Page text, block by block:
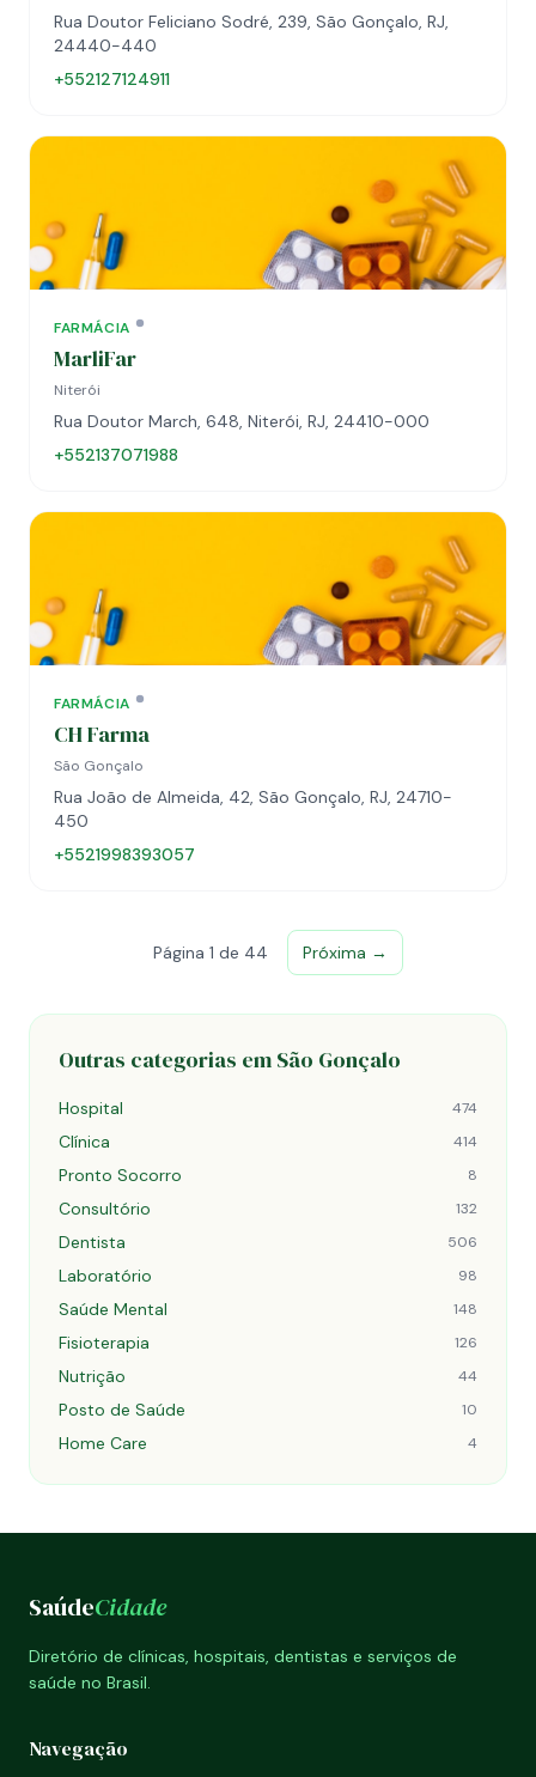
Rua Doutor Feliciano Sodré, 239, São Gonçalo, RJ,
24440-440
+552127124911
FARMÁCIA
MarliFar
Niterói
Rua Doutor March, 648, Niterói, RJ, 24410-000
+552137071988
FARMÁCIA
CH Farma
São Gonçalo
Rua João de Almeida, 42, São Gonçalo, RJ, 24710-
450
+5521998393057
Página 1 de 44 Próxima →
Outras categorias em São Gonçalo
Hospital 474
Clínica 414
Pronto Socorro 8
Consultório 132
Dentista 506
Laboratório 98
Saúde Mental 148
Fisioterapia 126
Nutrição 44
Posto de Saúde 10
Home Care 4
SaúdeCidade
Diretório de clínicas, hospitais, dentistas e serviços de
saúde no Brasil.
Navegação